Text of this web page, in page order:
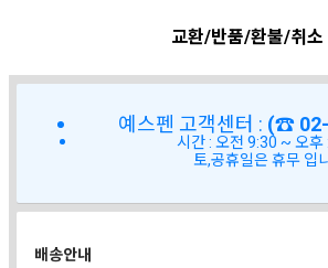
교환/반품/환불/취소
예스펜 고객센터 : (☎
시간 : 오전 9:30 ~ 오후
토,공휴일은 휴무 입
배송안내